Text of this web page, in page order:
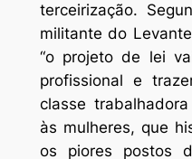
terceirização.
militante do
“o projeto de lei
profissional e
classe
às mulheres, que
os piores postos